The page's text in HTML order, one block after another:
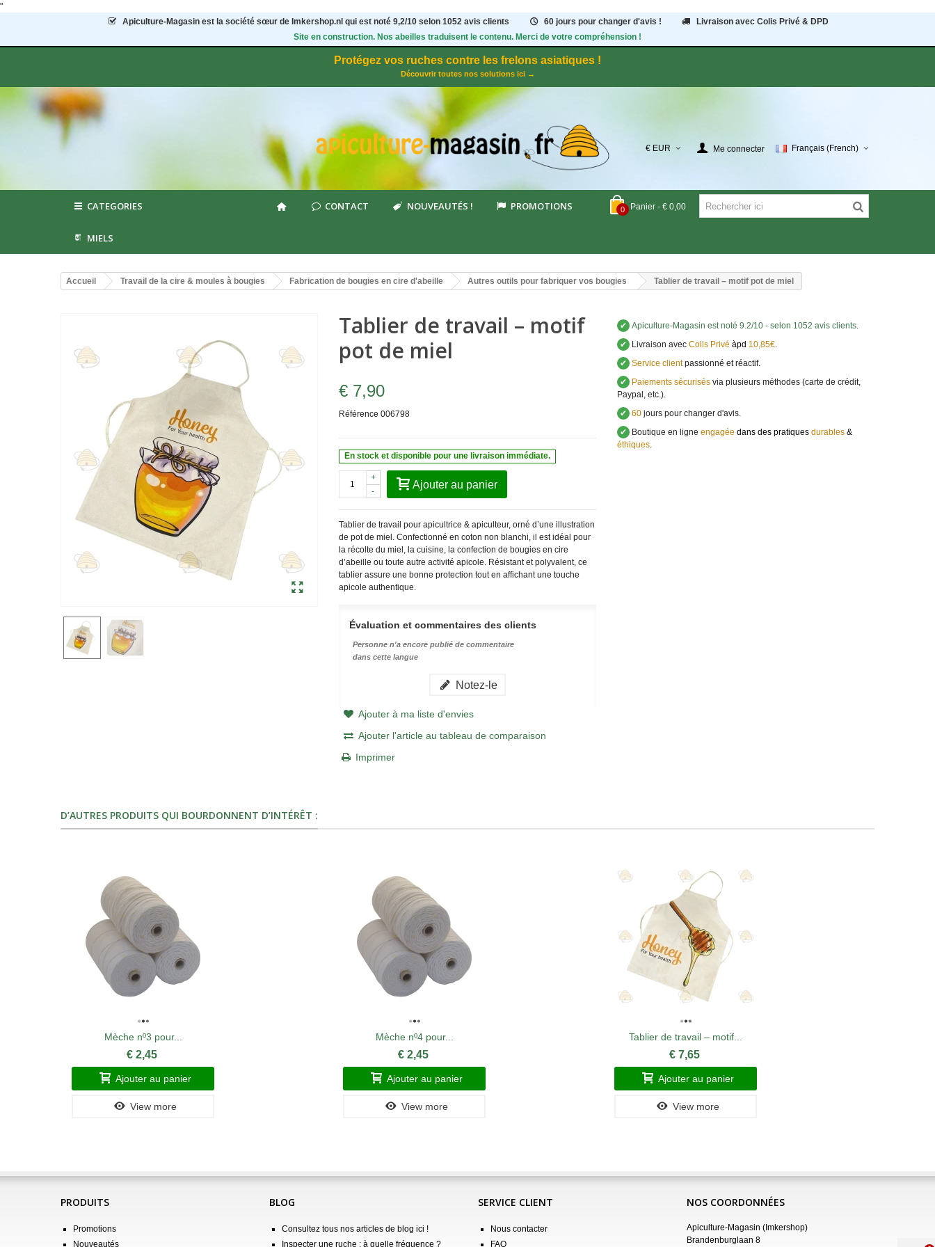
"
Apiculture-Magasin est la société sœur de Imkershop.nl qui est noté 9,2/10 selon 1052avis clients 60 jours pour changer d'avis !
Livraison avec Colis Privé & DPD
Site en construction. Nos abeilles traduisent le contenu. Merci de votre compréhension !
Protégez vos ruches contre les frelons asiatiques !
Découvrir toutes nos solutions ici →
€ EUR Me connecter Français (French)
0 Panier - € 0,00
CATEGORIES CONTACT NOUVEAUTÉS ! PROMOTIONS
MIELS
Accueil Travail de la cire & moules à bougies Fabrication de bougies en cire d'abeille Autres outils pour fabriquer vos bougies Tablier de travail – motif pot de miel
Tablier de travail – motif
pot de miel
€ 7,90
Référence 006798
En stock et disponible pour une livraison immédiate.
-
+
Ajouter au panier
Tablier de travail pour apicultrice & apiculteur, orné d’une illustration
de pot de miel. Confectionné en coton non blanchi, il est idéal pour
la récolte du miel, la cuisine, la confection de bougies en cire
d’abeille ou toute autre activité apicole. Résistant et polyvalent, ce
tablier assure une bonne protection tout en affichant une touche
apicole authentique.
Évaluation et commentaires des clients
Personne n'a encore publié de commentaire
dans cette langue
Notez-le
Ajouter à ma liste d'envies
Ajouter l'article au tableau de comparaison
Imprimer
✔ Apiculture-Magasin est noté 9.2/10 - selon 1052 avis clients.
✔ Livraison avecColis Privé àpd 10,85€.
✔ Service clientpassionné et réactif.
✔ Paiements sécurisésvia plusieurs méthodes (carte de crédit,
Paypal, etc.).
✔ 60jours pour changer d'avis.
✔ Boutique en ligne engagée dans des pratiques durables&
éthiques.
D’AUTRES PRODUITS QUI BOURDONNENT D’INTÉRÊT :
Mèche nº3 pour...
€ 2,45
Ajouter au panier
View more
Mèche nº4 pour...
€ 2,45
Ajouter au panier
View more
Tablier de travail – motif...
€ 7,65
Ajouter au panier
View more
PRODUITS
Promotions
Nouveautés
BLOG
Consultez tous nos articles de blog ici !
Inspecter une ruche : à quelle fréquence ?
SERVICE CLIENT
Nous contacter
FAQ
NOS COORDONNÉES
Apiculture-Magasin (Imkershop)
Brandenburglaan 8